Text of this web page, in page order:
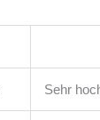
Sehr